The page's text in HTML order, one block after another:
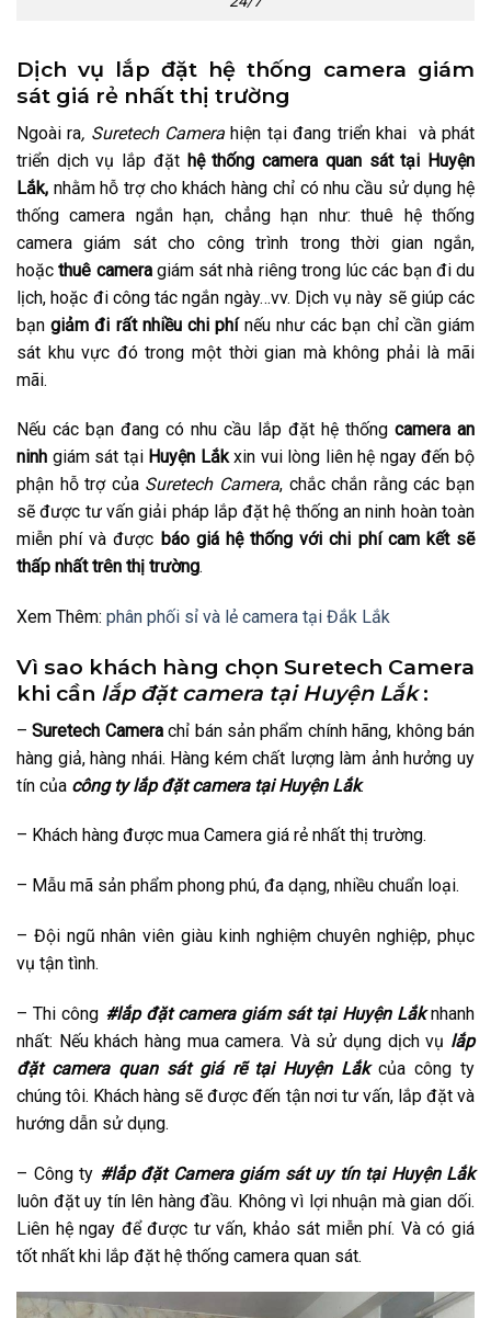
Dịch vụ lắp đặt hệ thống camera giám
sát giá rẻ nhất thị trường
Ngoài ra, Suretech Camera hiện tại đang triển khai và phát
triển dịch vụ lắp đặt hệ thống camera quan sát tại Huyện
Lắk, nhằm hỗ trợ cho khách hàng chỉ có nhu cầu sử dụng hệ
thống camera ngắn hạn, chẳng hạn như: thuê hệ thống
camera giám sát cho công trình trong thời gian ngắn,
hoặcthuê cameragiám sát nhà riêng trong lúc các bạn đi du
lịch, hoặc đi công tác ngắn ngày…vv. Dịch vụ này sẽ giúp các
bạngiảm đi rất nhiều chi phínếu như các bạn chỉ cần giám
sát khu vực đó trong một thời gian mà không phải là mãi
mãi.
Nếu các bạn đang có nhu cầu lắp đặt hệ thống camera an
ninh giám sát tại Huyện Lắkxin vui lòng liên hệ ngay đến bộ
phận hỗ trợ của Suretech Camera, chắc chắn rằng các bạn
sẽ được tư vấn giải pháp lắp đặt hệ thống an ninh hoàn toàn
miễn phí và được báo giá hệ thống với chi phí cam kết sẽ
thấp nhất trên thị trường.
Xem Thêm: phân phối sỉ và lẻ camera tại Đắk Lắk
Vì sao khách hàng chọn Suretech Camera
khi cần lắp đặt camera tại Huyện Lắk:
–Suretech Camerachỉ bán sản phẩm chính hãng, không bán
hàng giả, hàng nhái. Hàng kém chất lượng làm ảnh hưởng uy
tín của công ty lắp đặt camera tại Huyện Lắk.
– Khách hàng được mua Camera giá rẻ nhất thị trường.
– Mẫu mã sản phẩm phong phú, đa dạng, nhiều chuẩn loại.
– Đội ngũ nhân viên giàu kinh nghiệm chuyên nghiệp, phục
vụ tận tình.
– Thi công #lắp đặt camera giám sát tại Huyện Lắknhanh
nhất: Nếu khách hàng mua camera. Và sử dụng dịch vụ lắp
đặt camera quan sát giá rẽ tại Huyện Lắkcủa công ty
chúng tôi. Khách hàng sẽ được đến tận nơi tư vấn, lắp đặt và
hướng dẫn sử dụng.
– Công ty #lắp đặt Camera giám sát uy tín tại Huyện Lắk
luôn đặt uy tín lên hàng đầu. Không vì lợi nhuận mà gian dối.
Liên hệ ngay để được tư vấn, khảo sát miễn phí. Và có giá
tốt nhất khi lắp đặt hệ thống camera quan sát.